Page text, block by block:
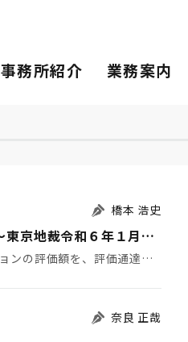
事務所紹介 業務案内
橋本 浩史
総則６項を適用した課税処分を取り消した税務訴訟判決の紹介～東京地裁令和６年１月１８日判決TAINS Z888-2556～
１ はじめに 財産評価基本通達（評価通達）に基づいて評価したマンションの評価額を、評価通達６（「総則…
奈良 正哉